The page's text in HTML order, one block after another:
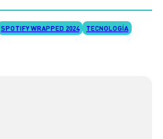
SPOTIFY WRAPPED 2024 TECNOLOGÍA